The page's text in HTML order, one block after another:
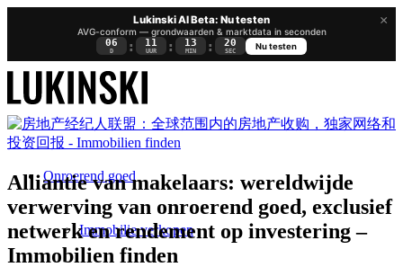
×
Lukinski AI Beta: Nu testen
AVG-conform — grondwaarden & marktdata in seconden
06
D : 11
UUR : 13
MIN : 19
SEC
Nu testen
Onroerend goed
Immobilie verkopen
Alliantie van makelaars: wereldwijde
verwerving van onroerend goed, exclusief
netwerk en rendement op investering –
Immobilien finden